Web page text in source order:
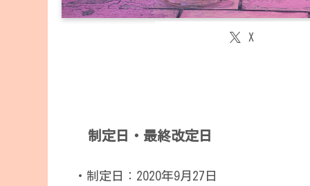
X
制定日・最終改定日
・制定日：2020年9月27日